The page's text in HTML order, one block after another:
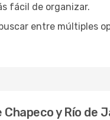
fácil de organizar.
entre múltiples
y Río de